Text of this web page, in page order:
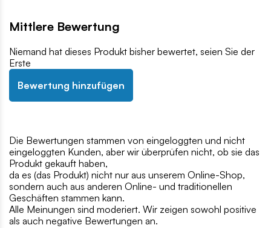
Mittlere Bewertung
Niemand hat dieses Produkt bisher bewertet, seien Sie der
Erste
Bewertung hinzufügen
Die Bewertungen stammen von eingeloggten und nicht
eingeloggten Kunden, aber wir überprüfen nicht, ob sie das
Produkt gekauft haben,
da es (das Produkt) nicht nur aus unserem Online-Shop,
sondern auch aus anderen Online- und traditionellen
Geschäften stammen kann.
Alle Meinungen sind moderiert. Wir zeigen sowohl positive
als auch negative Bewertungen an.